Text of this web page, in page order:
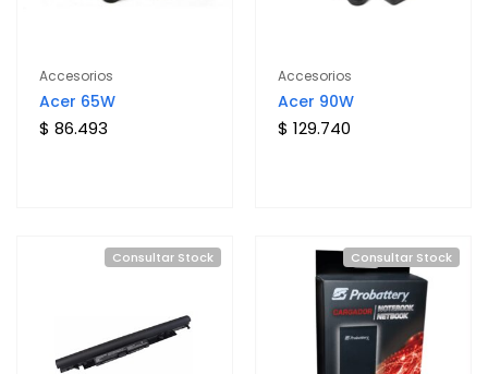
Accesorios
Acer 65W
$ 86.493
Accesorios
Acer 90W
$ 129.740
Consultar Stock Consultar Stock